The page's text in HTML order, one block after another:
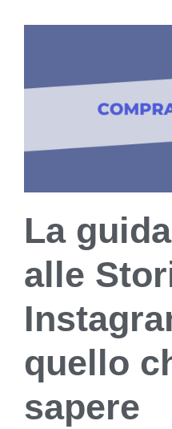
La
alle
quello
sapere